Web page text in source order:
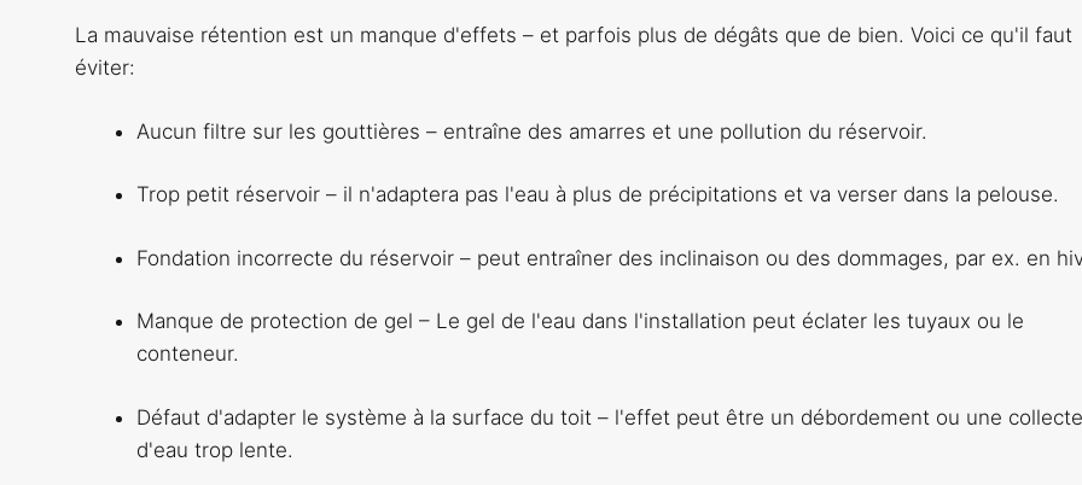
La mauvaise rétention est un manque d'effets – et parfois plus de dégâts que de bien. Voici ce qu'il faut
éviter:
Aucun filtre sur les gouttières – entraîne des amarres et une pollution du réservoir.
Trop petit réservoir – il n'adaptera pas l'eau à plus de précipitations et va verser dans la pelouse.
Fondation incorrecte du réservoir – peut entraîner des inclinaison ou des dommages, par ex. en
Manque de protection de gel – Le gel de l'eau dans l'installation peut éclater les tuyaux ou le
conteneur.
Défaut d'adapter le système à la surface du toit – l'effet peut être un débordement ou une collecte
d'eau trop lente.